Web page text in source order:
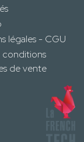
légales - CGU
conditions
de vente